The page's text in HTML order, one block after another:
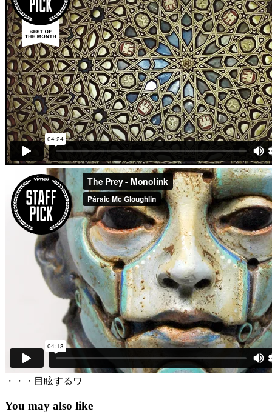
・・・目眩するワ
You may also like